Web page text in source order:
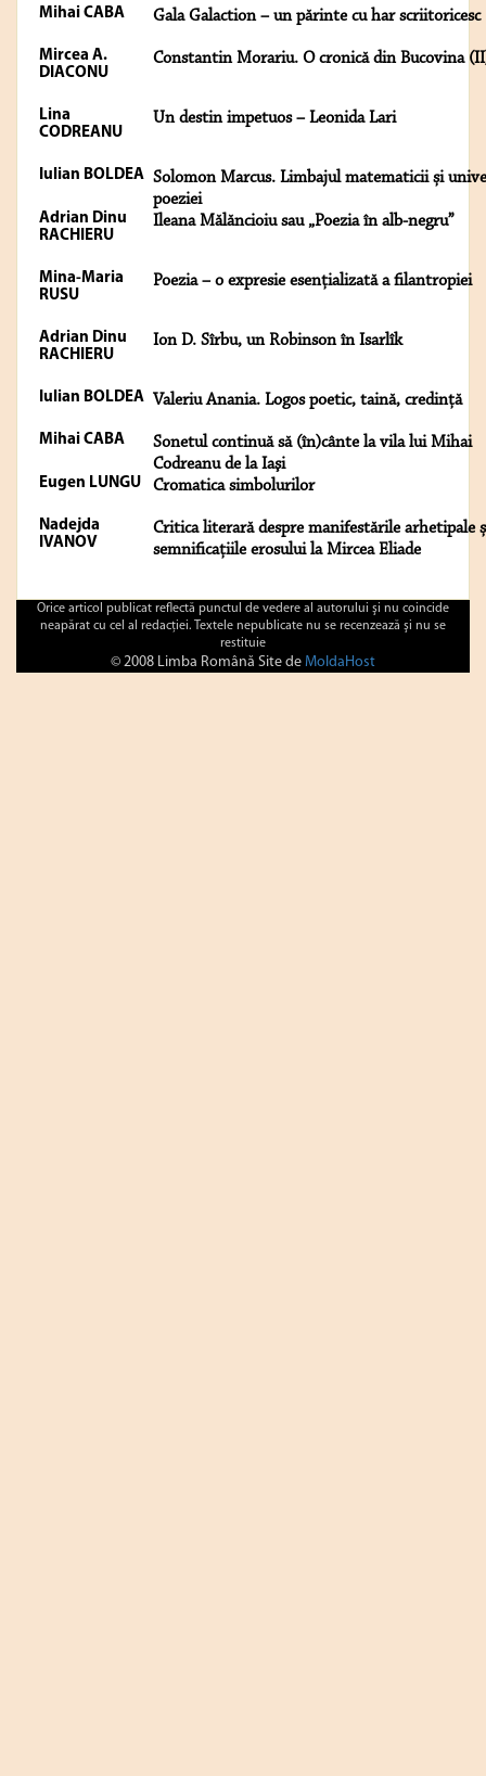
Mihai CABA Gala Galaction – un părinte cu har scriitoricesc
Mircea A.
DIACONU
Constantin Morariu. O cronică din Bucovina
Lina
CODREANU
Un destin impetuos – Leonida Lari
Iulian BOLDEA Solomon Marcus. Limbajul matematicii și
poeziei
Adrian Dinu
RACHIERU
Ileana Mălăncioiu sau „Poezia în alb-negru”
Mina-Maria
RUSU
Poezia – o expresie esențializată a filantropiei
Adrian Dinu
RACHIERU
Ion D. Sîrbu, un Robinson în Isarlîk
Iulian BOLDEA Valeriu Anania. Logos poetic, taină, credință
Mihai CABA
Sonetul continuă să (în)cânte la vila lui Mihai
Codreanu de la Iaşi
Eugen LUNGU Cromatica simbolurilor
Nadejda
IVANOV
Critica literară despre manifestările arhetipale
semnificațiile erosului la Mircea Eliade
Orice articol publicat reflectă punctul de vedere al autorului şi nu coincide
neapărat cu cel al redacţiei. Textele nepublicate nu se recenzează şi nu se
restituie
© 2008 Limba Română Site de MoldaHost